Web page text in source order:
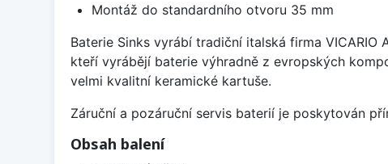
Montáž do standardního otvoru 35 mm
Baterie Sinks vyrábí tradiční italská firma
kteří vyrábějí baterie výhradně z evropských
velmi kvalitní keramické kartuše.
Záruční a pozáruční servis baterií je poskytován
Obsah balení